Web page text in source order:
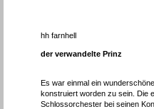
hh farnhell
der verwandelte Prinz
Es war einmal ein
konstruiert worden zu sein. Die
Schlossorchester bei seinen